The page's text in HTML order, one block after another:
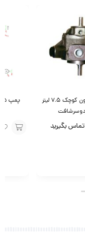
پمپ ۳ پیستون کوچک ۷.۵ لیتر
تماس بگیرید